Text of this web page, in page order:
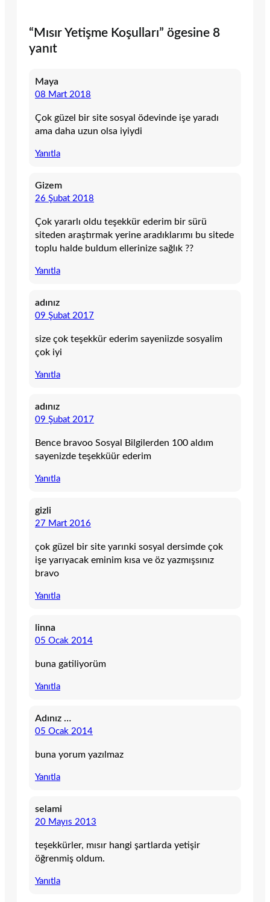
“Mısır Yetişme Koşulları” ögesine 8
yanıt
Maya
08 Mart 2018
Çok güzel bir site sosyal ödevinde işe yaradı
ama daha uzun olsa iyiydi
Yanıtla
Gizem
26 Şubat 2018
Çok yararlı oldu teşekkür ederim bir sürü
siteden araştırmak yerine aradıklarımı bu sitede
toplu halde buldum ellerinize sağlık ??
Yanıtla
adınız
09 Şubat 2017
size çok teşekkür ederim sayeniizde sosyalim
çok iyi
Yanıtla
adınız
09 Şubat 2017
Bence bravoo Sosyal Bilgilerden 100 aldım
sayenizde teşekküür ederim
Yanıtla
gizli
27 Mart 2016
çok güzel bir site yarınki sosyal dersimde çok
işe yarıyacak eminim kısa ve öz yazmışsınız
bravo
Yanıtla
linna
05 Ocak 2014
buna gatiliyorüm
Yanıtla
Adınız …
05 Ocak 2014
buna yorum yazılmaz
Yanıtla
selami
20 Mayıs 2013
teşekkürler, mısır hangi şartlarda yetişir
öğrenmiş oldum.
Yanıtla